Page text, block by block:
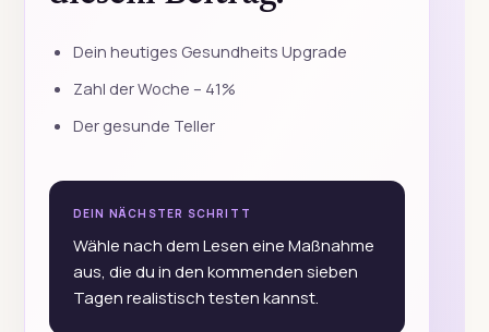
Dein heutiges Gesundheits Upgrade
Zahl der Woche – 41%
Der gesunde Teller
DEIN NÄCHSTER SCHRITT
Wähle nach dem Lesen eine Maßnahme
aus, die du in den kommenden sieben
Tagen realistisch testen kannst.